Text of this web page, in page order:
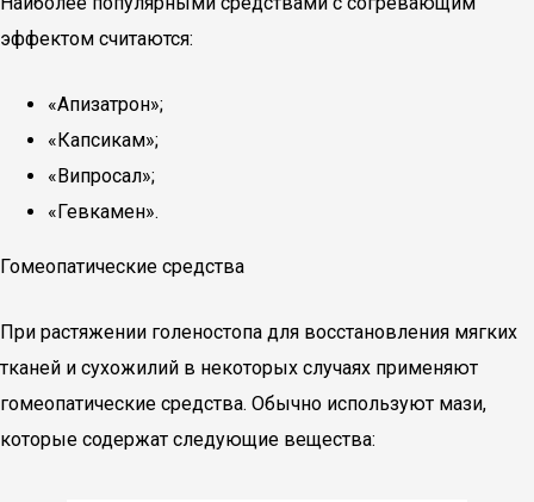
эффектом считаются:
«Апизатрон»;
«Капсикам»;
«Випросал»;
«Гевкамен».
Гомеопатические средства
При растяжении голеностопа для восстановления мягких
тканей и сухожилий в некоторых случаях применяют
гомеопатические средства. Обычно используют мази,
которые содержат следующие вещества: